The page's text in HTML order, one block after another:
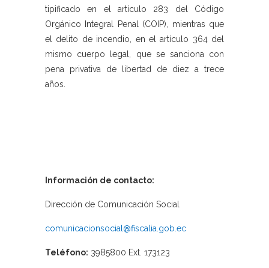
tipificado en el artículo 283 del Código
Orgánico Integral Penal (COIP), mientras que
el delito de incendio, en el artículo 364 del
mismo cuerpo legal, que se sanciona con
pena privativa de libertad de diez a trece
años.
Información de contacto:
Dirección de Comunicación Social
comunicacionsocial@fiscalia.gob.ec
Teléfono: 3985800 Ext. 173123